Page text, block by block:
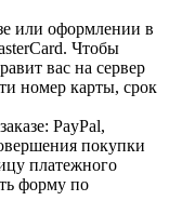
или оформлении в
Чтобы
вас на сервер
номер карты, срок
PayPal,
покупки
платежного
форму по